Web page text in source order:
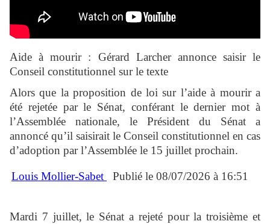
Aide à mourir : Gérard Larcher annonce saisir le
Conseil constitutionnel sur le texte
Alors que la proposition de loi sur l’aide à mourir a
été rejetée par le Sénat, conférant le dernier mot à
l’Assemblée nationale, le Président du Sénat a
annoncé qu’il saisirait le Conseil constitutionnel en cas
d’adoption par l’Assemblée le 15 juillet prochain.
Louis Mollier-Sabet Publié le 08/07/2026 à 16:51
Mardi 7 juillet, le Sénat a rejeté pour la troisième et